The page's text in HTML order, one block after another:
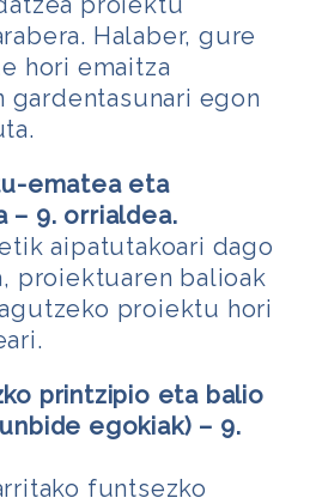
Halaber, gure
hori emaitza
gardentasunari egon
ematea eta
– 9. orrialdea.
aipatutakoari dago
proiektuaren balioak
proiektu hori
printzipio eta balio
egokiak) – 9.
funtsezko